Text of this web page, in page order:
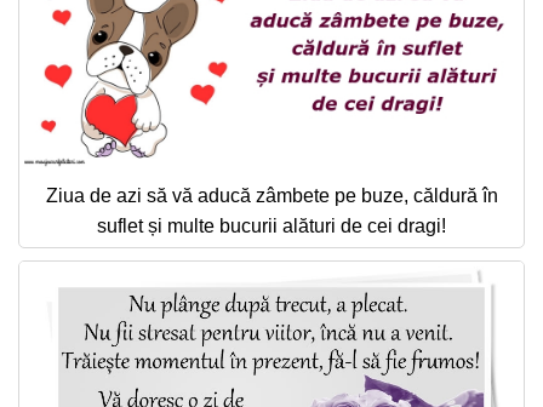
Ziua de azi să vă aducă zâmbete pe buze, căldură în
suflet și multe bucurii alături de cei dragi!